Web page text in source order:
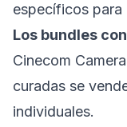
específicos para
Los bundles
Cinecom
curadas se
individuales.